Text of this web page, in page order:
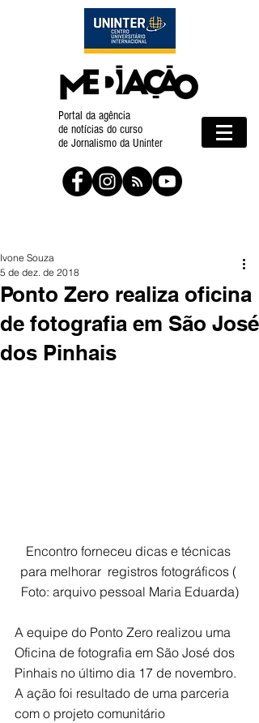
Portal da agência
de notícias do curso
de Jornalismo da Uninter
Ponto Zero realiza oficina
de fotografia em São José
dos Pinhais
Ivone Souza
5 de dez. de 2018
Encontro forneceu dicas e técnicas
para melhorar  registros fotográficos (
Foto: arquivo pessoal Maria Eduarda)
A equipe do Ponto Zero realizou uma
Oficina de fotografia em São José dos
Pinhais no último dia 17 de novembro.
A ação foi resultado de uma parceria
com o projeto comunitário